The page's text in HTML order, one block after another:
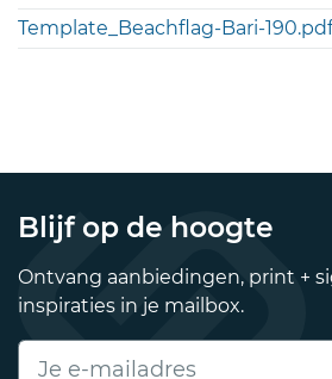
Template_Beachflag-Bari-190.pdf
Blijf op de hoogte
Ontvang aanbiedingen, print +
inspiraties in je mailbox.
E-mailadres